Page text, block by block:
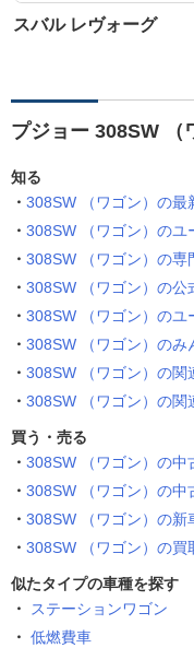
スバル レヴォーグ
プジョー 308SW （
知る
308SW （ワゴン）の最
308SW （ワゴン）のユ
308SW （ワゴン）の専
308SW （ワゴン）の公
308SW （ワゴン）のユ
308SW （ワゴン）のみ
308SW （ワゴン）の関
308SW （ワゴン）の関
買う・売る
308SW （ワゴン）の中
308SW （ワゴン）の中
308SW （ワゴン）の新
308SW （ワゴン）の買
似たタイプの車種を探す
ステーションワゴン
低燃費車